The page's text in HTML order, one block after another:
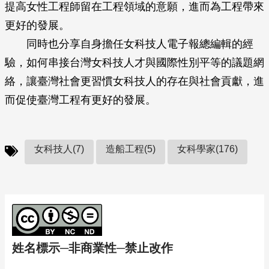
提高女性工程師留在工程領域的意願，進而為工程帶來
更好的發展。
同時也分享自身擔任女科技人電子報總編輯的經
驗，如何串接台灣女科技人才與國際性別平等的議題網
絡，讓臺灣社會更習慣女科技人的存在與社會貢獻，進
而促使臺灣工程有更好的發展。
女科技人(7) 造船工程(5) 女科學家(176)
姓名標示─非商業性─禁止改作